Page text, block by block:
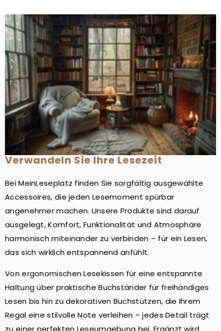
Verwandeln Sie Ihre Lesezeit
Bei MeinLeseplatz finden Sie sorgfältig ausgewählte
Accessoires, die jeden Lesemoment spürbar
angenehmer machen. Unsere Produkte sind darauf
ausgelegt, Komfort, Funktionalität und Atmosphäre
harmonisch miteinander zu verbinden – für ein Lesen,
das sich wirklich entspannend anfühlt.
Von ergonomischen Lesekissen für eine entspannte
Haltung über praktische Buchständer für freihändiges
Lesen bis hin zu dekorativen Buchstützen, die Ihrem
Regal eine stilvolle Note verleihen – jedes Detail trägt
zu einer perfekten Leseumgebung bei. Ergänzt wird